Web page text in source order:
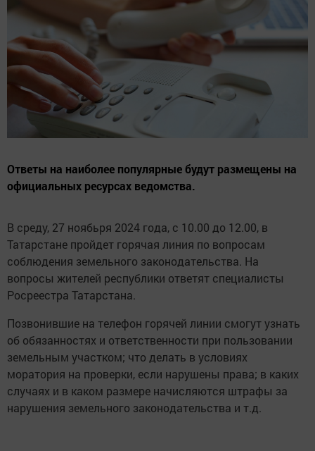
Ответы на наиболее популярные будут размещены на
официальных ресурсах ведомства.
В среду, 27 ноябьря 2024 года, с 10.00 до 12.00, в
Татарстане пройдет горячая линия по вопросам
соблюдения земельного законодательства. На
вопросы жителей республики ответят специалисты
Росреестра Татарстана.
Позвонившие на телефон горячей линии смогут узнать
об обязанностях и ответственности при пользовании
земельным участком; что делать в условиях
моратория на проверки, если нарушены права; в каких
случаях и в каком размере начисляются штрафы за
нарушения земельного законодательства и т.д.